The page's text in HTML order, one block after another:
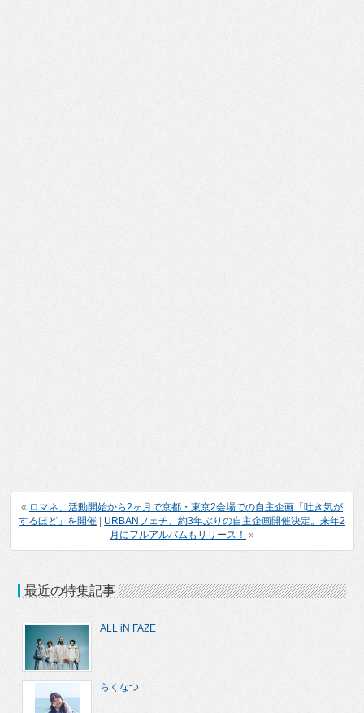
« ロマネ、活動開始から2ヶ月で京都・東京2会場での自主企画「吐き気が
するほど」を開催
URBANフェチ、約3年ぶりの自主企画開催決定。来年2
月にフルアルバムもリリース！ »
最近の特集記事
ALL iN FAZE
らくなつ